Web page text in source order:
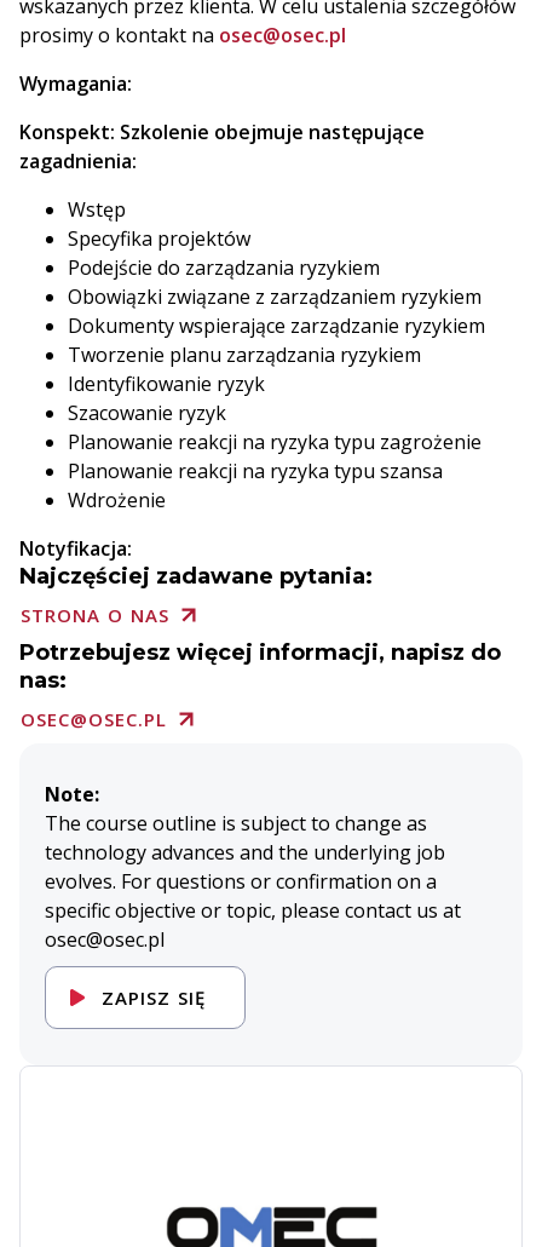
wskazanych przez klienta. W celu ustalenia szczegółów
prosimy o kontakt na osec@osec.pl
Wymagania:
Konspekt: Szkolenie obejmuje następujące
zagadnienia:
Wstęp
Specyfika projektów
Podejście do zarządzania ryzykiem
Obowiązki związane z zarządzaniem ryzykiem
Dokumenty wspierające zarządzanie ryzykiem
Tworzenie planu zarządzania ryzykiem
Identyfikowanie ryzyk
Szacowanie ryzyk
Planowanie reakcji na ryzyka typu zagrożenie
Planowanie reakcji na ryzyka typu szansa
Wdrożenie
Notyfikacja:
Najczęściej zadawane pytania:
STRONA O NAS
Potrzebujesz więcej informacji, napisz do
nas:
OSEC@OSEC.PL
Note:
The course outline is subject to change as
technology advances and the underlying job
evolves. For questions or confirmation on a
specific objective or topic, please contact us at
osec@osec.pl
ZAPISZ SIĘ